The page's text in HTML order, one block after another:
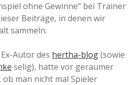
ohne Gewinne“ bei Trainer
Beiträge, in denen wir
sammeln.
Autor des hertha-blog(sowie
selig), hatte vor geraumer
man nicht mal Spieler